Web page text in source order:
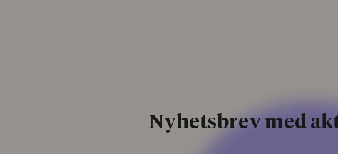
Nyhetsbrev med